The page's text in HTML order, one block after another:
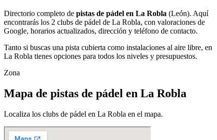
Directorio completo de pistas de pádel en La Robla (León). Aquí
encontrarás los 2 clubs de pádel de La Robla, con valoraciones de
Google, horarios actualizados, dirección y teléfono de contacto.
Tanto si buscas una pista cubierta como instalaciones al aire libre, en
La Robla tienes opciones para todos los niveles y presupuestos.
Zona
Mapa de pistas de pádel en La Robla
Localiza los clubs de pádel en La Robla en el mapa.